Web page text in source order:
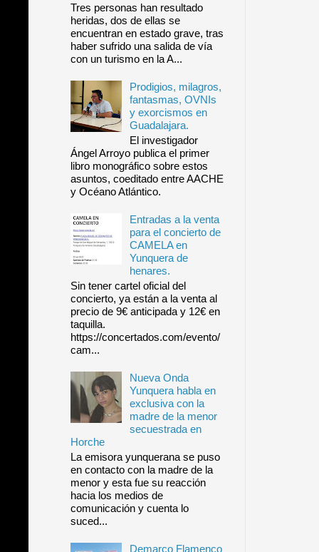
Tres personas han resultado
heridas, dos de ellas se
encuentran en estado grave, tras
haber sufrido una salida de vía
con un turismo en la A...
Prodigios, milagros,
fantasmas, OVNIs
y exorcismos en
Guadalajara.
El investigador
Ángel Arroyo publica el primer
libro monográfico sobre estos
asuntos, coeditado entre AACHE
y Océano Atlántico.
Entradas a la venta
para el concierto de
CAMELA en
Yunquera de
henares.
Sin tener cartel oficial del
concierto, ya están a la venta al
precio de 9€ anticipada y 12€ en
taquilla.
https://concertados.com/evento/
cam...
Nueva Onda
Yunquera habla en
exclusiva con la
madre de la menor
secuestrada en
Horche
La emisora yunquerana se puso
en contacto con la madre de la
menor y esta fue su reacción
hacia los medios de
comunicación y cuenta lo
suced...
Demarco Flamenco